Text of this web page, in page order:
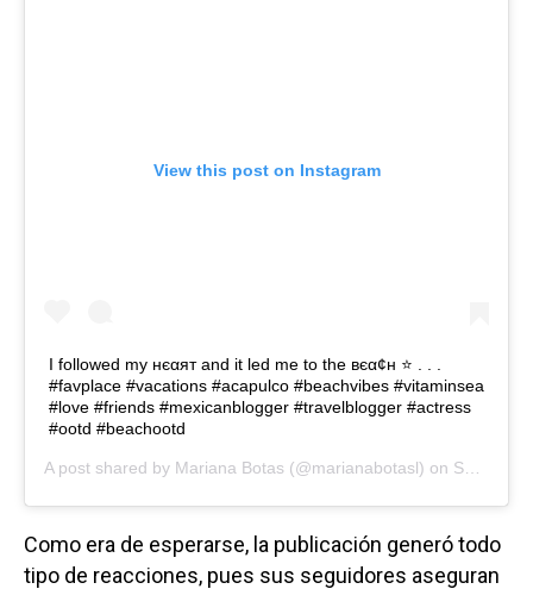
View this post on Instagram
I followed my нєαят and it led me to the вєα¢н ⭐️ . . .
#favplace #vacations #acapulco #beachvibes #vitaminsea
#love #friends #mexicanblogger #travelblogger #actress
#ootd #beachootd
A post shared by Mariana Botas (@marianabotasl) on Sep 23, 2019 at 2:06pm PDT
Como era de esperarse, la publicación generó todo
tipo de reacciones, pues sus seguidores aseguran